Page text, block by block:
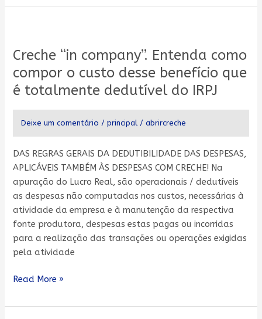
Creche “in company”. Entenda como
compor o custo desse benefício que
é totalmente dedutível do IRPJ
Deixe um comentário /principal /abrircreche
DAS REGRAS GERAIS DA DEDUTIBILIDADE DAS DESPESAS,
APLICÁVEIS TAMBÉM ÀS DESPESAS COM CRECHE! Na
apuração do Lucro Real, são operacionais / dedutíveis
as despesas não computadas nos custos, necessárias à
atividade da empresa e à manutenção da respectiva
fonte produtora, despesas estas pagas ou incorridas
para a realização das transações ou operações exigidas
pela atividade
company”.
Entenda
como
compor
o
custo
desse
benefício
que
é
totalmente
dedutível
do
IRPJ
Read More »